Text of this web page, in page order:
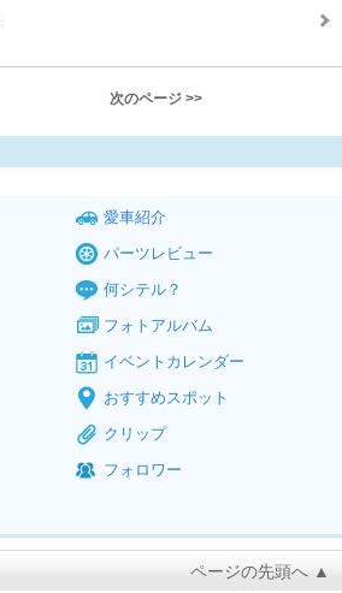
次のページ >>
愛車紹介
パーツレビュー
何シテル？
フォトアルバム
イベントカレンダー
おすすめスポット
クリップ
フォロワー
ページの先頭へ ▲